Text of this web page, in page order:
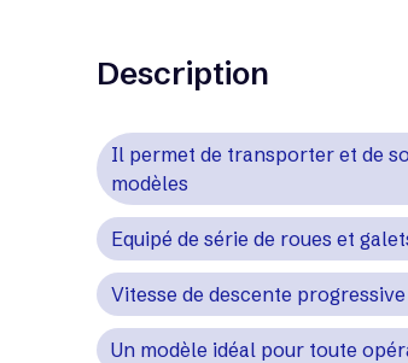
Description
Il permet de transporter et de
modèles
Equipé de série de roues et
Vitesse de descente
Un modèle idéal pour toute